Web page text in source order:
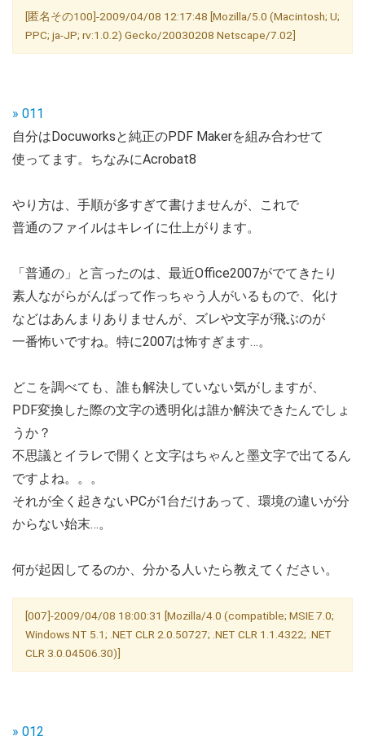
[匿名その100]-2009/04/08 12:17:48 [Mozilla/5.0 (Macintosh; U;
PPC; ja-JP; rv:1.0.2) Gecko/20030208 Netscape/7.02]
» 011
自分はDocuworksと純正のPDF Makerを組み合わせて
使ってます。ちなみにAcrobat8
やり方は、手順が多すぎて書けませんが、これで
普通のファイルはキレイに仕上がります。
「普通の」と言ったのは、最近Office2007がでてきたり
素人ながらがんばって作っちゃう人がいるもので、化け
などはあんまりありませんが、ズレや文字が飛ぶのが
一番怖いですね。特に2007は怖すぎます…。
どこを調べても、誰も解決していない気がしますが、
PDF変換した際の文字の透明化は誰か解決できたんでしょ
うか？
不思議とイラレで開くと文字はちゃんと墨文字で出てるん
ですよね。。。
それが全く起きないPCが1台だけあって、環境の違いが分
からない始末…。
何が起因してるのか、分かる人いたら教えてください。
[007]-2009/04/08 18:00:31 [Mozilla/4.0 (compatible; MSIE 7.0;
Windows NT 5.1; .NET CLR 2.0.50727; .NET CLR 1.1.4322; .NET
CLR 3.0.04506.30)]
» 012